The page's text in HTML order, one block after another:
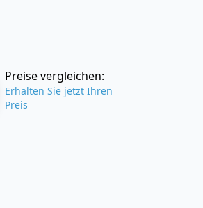
Preise vergleichen:
Erhalten Sie jetzt Ihren
Preis